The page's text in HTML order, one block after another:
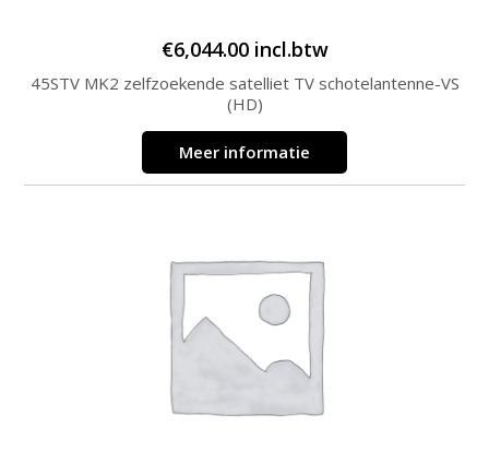
€6,044.00 incl.btw
45STV MK2 zelfzoekende satelliet TV schotelantenne-VS
(HD)
Meer informatie